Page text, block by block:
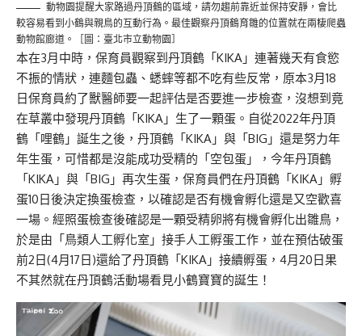
動物園提醒大家路過丹頂鶴的區域，請勿趨前靠近並保持安靜，會比
較容易看到小鶴與親鳥的互動行為。最佳觀察丹頂鶴育雛的位置就在兩棲爬蟲
動物館廊道。［圖：臺北市立動物園］
本在3月中時，保育員觀察到丹頂鶴「KIKA」連著幾天有食慾
不振的情狀，連麵包蟲、蟋蟀等都不吃有些反常，原本3月18
日保育員約了獸醫師要一起評估是否要進一步檢查，沒想到竟
在草叢中發現丹頂鶴「KIKA」生了一顆蛋。自從2022年丹頂
鶴「哩鶴」誕生之後，丹頂鶴「KIKA」與「BIG」還是努力年
年生蛋，可惜都是沒能成功受精的「空包蛋」，今年丹頂鶴
「KIKA」與「BIG」再次生蛋，保育員們在丹頂鶴「KIKA」孵
蛋10日後決定換蛋檢查，以確認是否有機會孵化還是又空歡喜
一場。經照蛋檢查後確認是一顆受精卵將有機會孵化出雛鳥，
於是由「鳥類人工孵化室」接手人工孵蛋工作，並在預估破蛋
前2日(4月17日)還給了丹頂鶴「KIKA」接續孵蛋，4月20日果
不其然就在丹頂鶴活動場看見小鶴寶寶的誕生！